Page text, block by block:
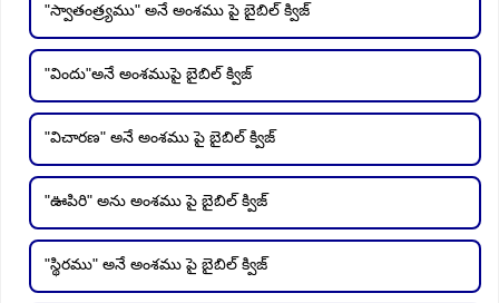
"స్వాతంత్ర్యము" అనే అంశము పై బైబిల్ క్విజ్
"విందు"అనే అంశముపై బైబిల్ క్విజ్
"విచారణ" అనే అంశము పై బైబిల్ క్విజ్
"ఊపిరి" అను అంశము పై బైబిల్ క్విజ్
"స్థిరము" అనే అంశము పై బైబిల్ క్విజ్